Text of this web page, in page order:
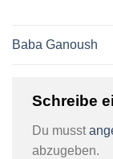
Baba Ganoush
Schreibe
Du musst
abzugeben.